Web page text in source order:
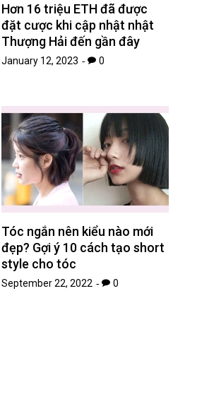
Hơn 16 triệu ETH đã được
đặt cược khi cập nhật nhật
Thượng Hải đến gần đây
January 12, 2023 0
Tóc ngắn nên kiểu nào mới
đẹp? Gợi ý 10 cách tạo short
style cho tóc
September 22, 2022 0